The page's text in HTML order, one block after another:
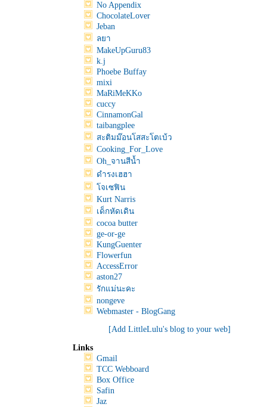
No Appendix
ChocolateLover
Jeban
ลยา
MakeUpGuru83
k.j
Phoebe Buffay
mixi
MaRiMeKKo
cuccy
CinnamonGal
taibangplee
สะติมม๊อนโสสะโตเบ้ว
Cooking_For_Love
Oh_จานสีน้ำ
ดำรงเฮฮา
จเซฟิน
Kurt Narris
เด็กหัดเดิน
cocoa butter
ge-or-ge
KungGuenter
Flowerfun
AccessError
aston27
รักแม่นะคะ
nongeve
Webmaster - BlogGang
[Add LittleLulu's blog to your web]
Links
Gmail
TCC Webboard
Box Office
Safin
Jaz